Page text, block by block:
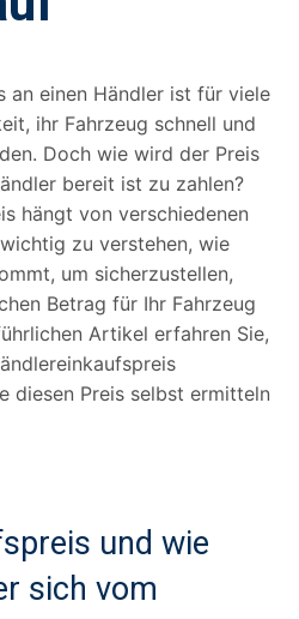
an einen Händler ist für viele
ihr Fahrzeug schnell und
Doch wie wird der Preis
bereit ist zu zahlen?
hängt von verschiedenen
zu verstehen, wie
um sicherzustellen,
Betrag für Ihr Fahrzeug
Artikel erfahren Sie,
diesen Preis selbst ermitteln
und wie
sich vom